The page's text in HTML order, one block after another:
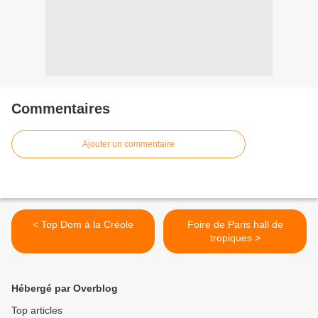
Commentaires
Ajouter un commentaire
< Top Dom à la Créole
Foire de Paris hall de
tropiques >
Hébergé par Overblog
Top articles